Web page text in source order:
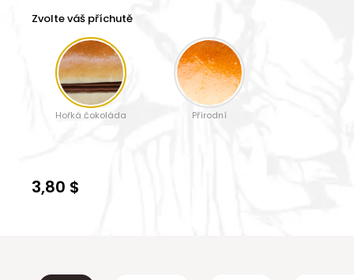
Zvolte váš příchutě
Hořká čokoláda Přírodní
3,80 $